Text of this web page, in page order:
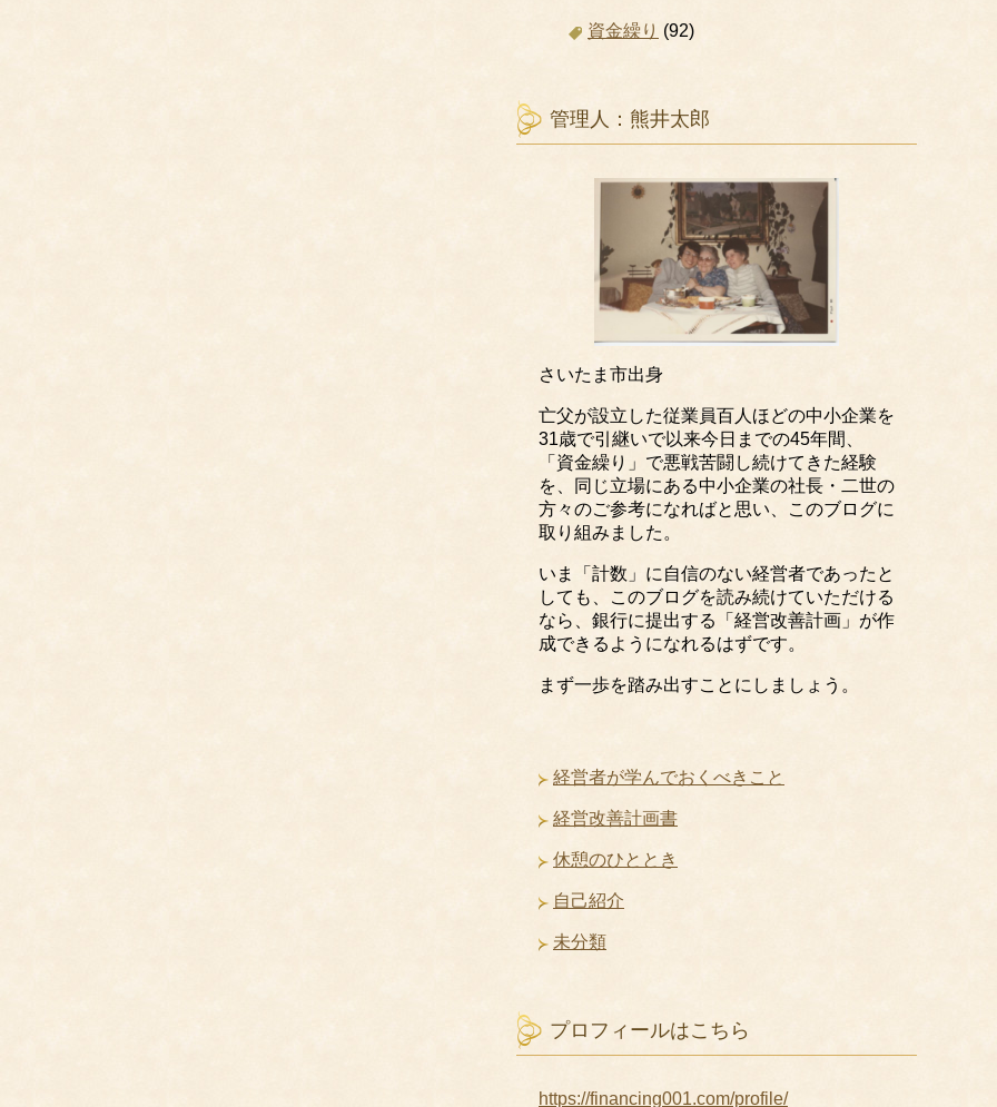
資金繰り (92)
管理人：熊井太郎
さいたま市出身
亡父が設立した従業員百人ほどの中小企業を
31歳で引継いで以来今日までの45年間、
「資金繰り」で悪戦苦闘し続けてきた経験
を、同じ立場にある中小企業の社長・二世の
方々のご参考になればと思い、このブログに
取り組みました。
いま「計数」に自信のない経営者であったと
しても、このブログを読み続けていただける
なら、銀行に提出する「経営改善計画」が作
成できるようになれるはずです。
まず一歩を踏み出すことにしましょう。
経営者が学んでおくべきこと
経営改善計画書
休憩のひととき
自己紹介
未分類
プロフィールはこちら
https://financing001.com/profile/